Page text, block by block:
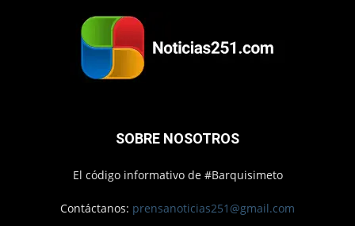
SOBRE NOSOTROS
El código informativo de #Barquisimeto
Contáctanos: prensanoticias251@gmail.com